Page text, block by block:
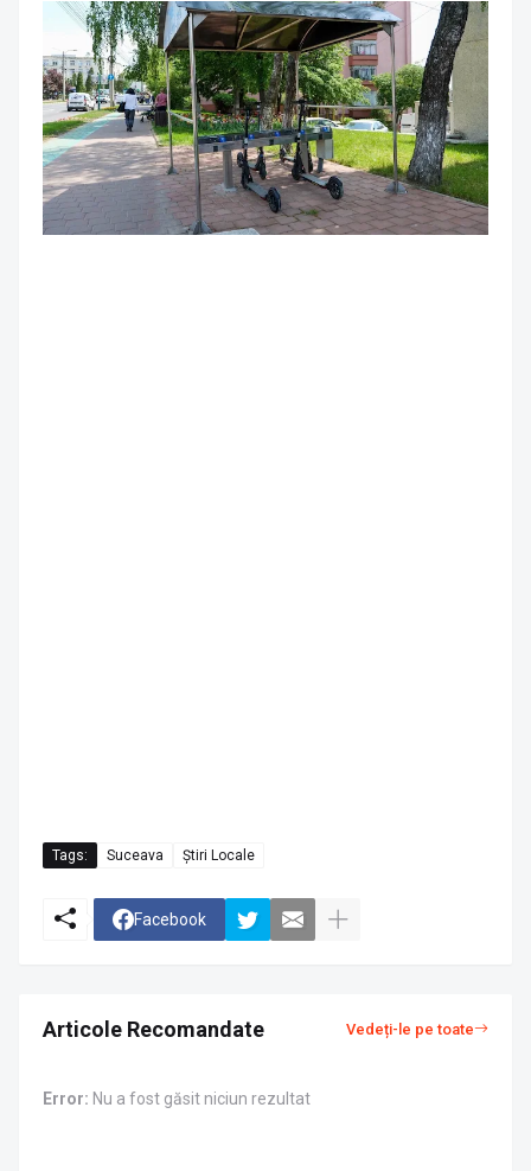
Tags: Suceava Știri Locale
Facebook
Articole Recomandate Vedeți-le pe toate
Error: Nu a fost găsit niciun rezultat